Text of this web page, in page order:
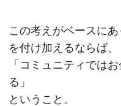
この考えがベースに
を付け加えるならば、
「コミュニティでは
る」
ということ。